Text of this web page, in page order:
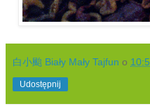
白小颱 Biały Mały Tajfun o
Udostępnij